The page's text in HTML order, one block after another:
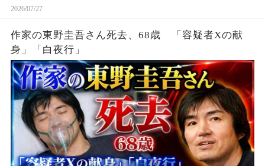
2026/07/27
作家の東野圭吾さん死去、68歳 「容疑者Xの献
身」「白夜行」